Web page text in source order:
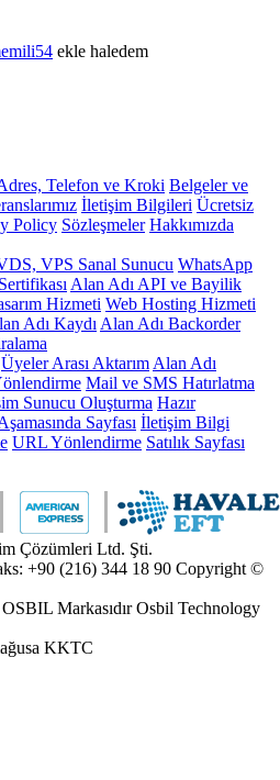
ekle haledem
Telefon ve Kroki Belgeler ve
İletişim Bilgileri Ücretsiz
Policy Sözleşmeler Hakkımızda
VPS Sanal Sunucu WhatsApp
Alan Adı API ve Bayilik
Hizmeti Web Hosting Hizmeti
Adı Kaydı Alan Adı Backorder
Üyeler Arası Aktarım Alan Adı
Mail ve SMS Hatırlatma
Sunucu Oluşturma Hazır
Sayfası İletişim Bilgi
URL Yönlendirme Satılık Sayfası
Çözümleri Ltd. Şti.
+90 (216) 344 18 90 Copyright ©
Markasıdır Osbil Technology
KKTC